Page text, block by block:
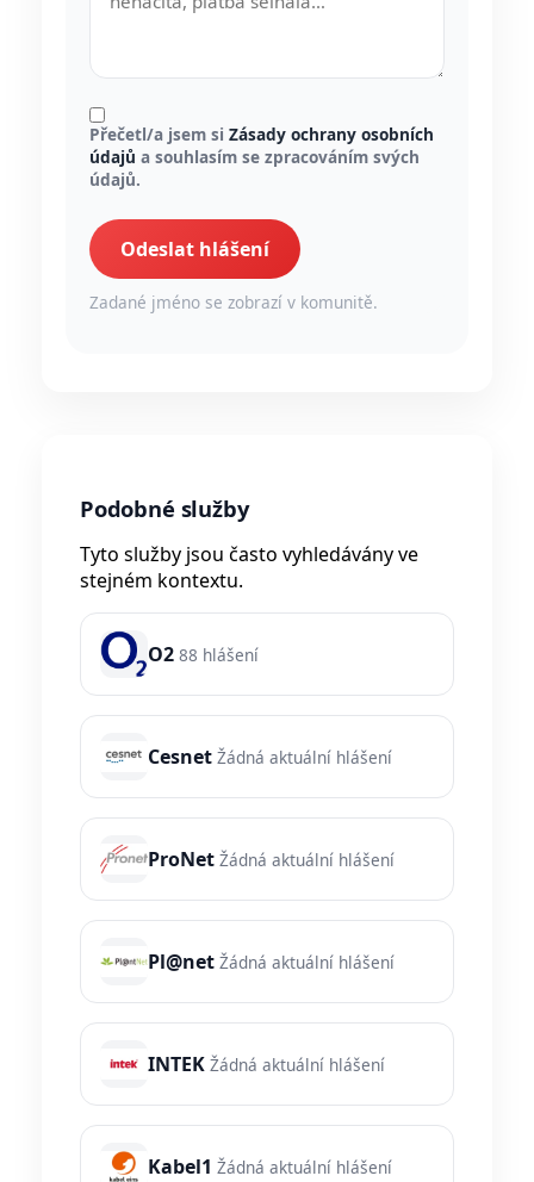
Přečetl/a jsem si Zásady ochrany osobních
údajů a souhlasím se zpracováním svých
údajů.
Odeslat hlášení
Zadané jméno se zobrazí v komunitě.
Podobné služby
Tyto služby jsou často vyhledávány ve
stejném kontextu.
O2 88 hlášení
Cesnet Žádná aktuální hlášení
ProNet Žádná aktuální hlášení
Pl@net Žádná aktuální hlášení
INTEK Žádná aktuální hlášení
Kabel1 Žádná aktuální hlášení